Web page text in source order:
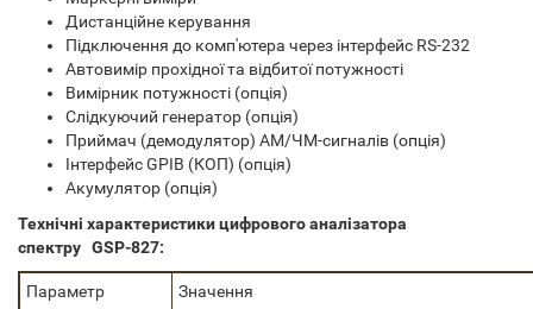
Дистанційне керування
Підключення до комп'ютера через інтерфейс RS-232
Автовимір прохідної та відбитої потужності
Вимірник потужності (опція)
Слідкуючий генератор (опція)
Приймач (демодулятор) АМ/ЧМ-сигналів (опція)
Інтерфейс GPIB (КОП) (опція)
Акумулятор (опція)
Технічні характеристики цифрового аналізатора
спектру GSP-827:
Параметр Значення